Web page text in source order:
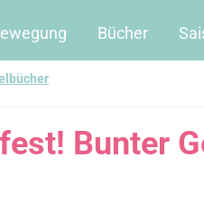
Bücher
Bunter